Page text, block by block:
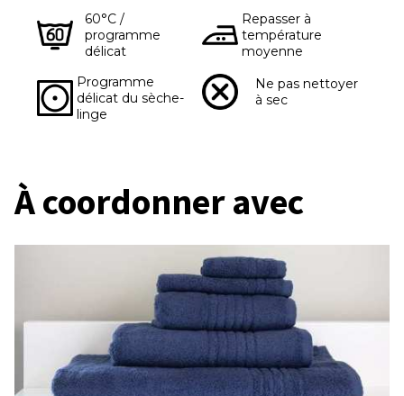
60°C /
programme
délicat
Repasser à
température
moyenne
Programme
délicat du sèche-
linge
Ne pas nettoyer
à sec
À coordonner avec